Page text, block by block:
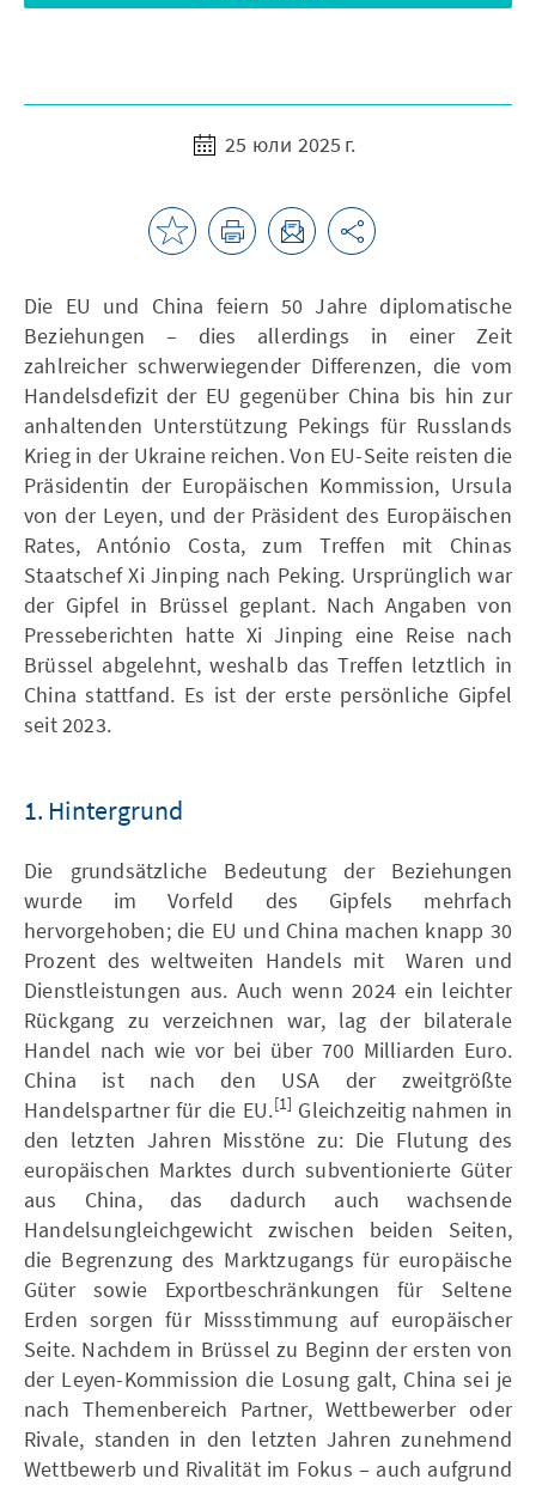
25 юли 2025 г.
Die EU und China feiern 50 Jahre diplomatische
Beziehungen – dies allerdings in einer Zeit
zahlreicher schwerwiegender Differenzen, die vom
Handelsdefizit der EU gegenüber China bis hin zur
anhaltenden Unterstützung Pekings für Russlands
Krieg in der Ukraine reichen. Von EU-Seite reisten die
Präsidentin der Europäischen Kommission, Ursula
von der Leyen, und der Präsident des Europäischen
Rates, António Costa, zum Treffen mit Chinas
Staatschef Xi Jinping nach Peking. Ursprünglich war
der Gipfel in Brüssel geplant. Nach Angaben von
Presseberichten hatte Xi Jinping eine Reise nach
Brüssel abgelehnt, weshalb das Treffen letztlich in
China stattfand. Es ist der erste persönliche Gipfel
seit 2023.
1. Hintergrund
Die grundsätzliche Bedeutung der Beziehungen
wurde im Vorfeld des Gipfels mehrfach
hervorgehoben; die EU und China machen knapp 30
Prozent des weltweiten Handels mit Waren und
Dienstleistungen aus. Auch wenn 2024 ein leichter
Rückgang zu verzeichnen war, lag der bilaterale
Handel nach wie vor bei über 700 Milliarden Euro.
China ist nach den USA der zweitgrößte
Handelspartner für die EU.[1] Gleichzeitig nahmen in
den letzten Jahren Misstöne zu: Die Flutung des
europäischen Marktes durch subventionierte Güter
aus China, das dadurch auch wachsende
Handelsungleichgewicht zwischen beiden Seiten,
die Begrenzung des Marktzugangs für europäische
Güter sowie Exportbeschränkungen für Seltene
Erden sorgen für Missstimmung auf europäischer
Seite. Nachdem in Brüssel zu Beginn der ersten von
der Leyen-Kommission die Losung galt, China sei je
nach Themenbereich Partner, Wettbewerber oder
Rivale, standen in den letzten Jahren zunehmend
Wettbewerb und Rivalität im Fokus – auch aufgrund